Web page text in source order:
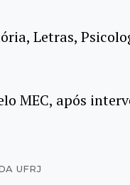
Letras,
MEC, após
UFRJ